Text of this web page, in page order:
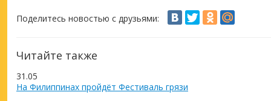
Поделитесь новостью с друзьями:
Читайте также
31.05
На Филиппинах пройдёт Фестиваль грязи